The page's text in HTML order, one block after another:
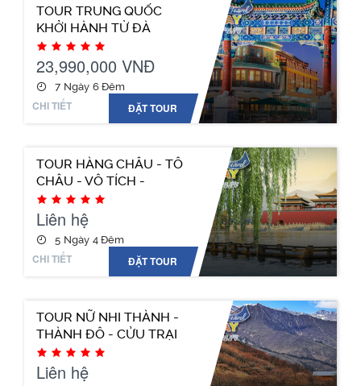
TOUR TRUNG QUỐC
KHỞI HÀNH TỪ ĐÀ
NẴNG
23,990,000 VNĐ
7 Ngày 6 Đêm
CHI TIẾT ĐẶT TOUR
TOUR HÀNG CHÂU - TÔ
CHÂU - VÔ TÍCH -
THƯỢNG HẢI - Ô TRẤN
Liên hệ
5 Ngày 4 Đêm
CHI TIẾT ĐẶT TOUR
TOUR NỮ NHI THÀNH -
THÀNH ĐÔ - CỬU TRẠI
CÂU
Liên hệ